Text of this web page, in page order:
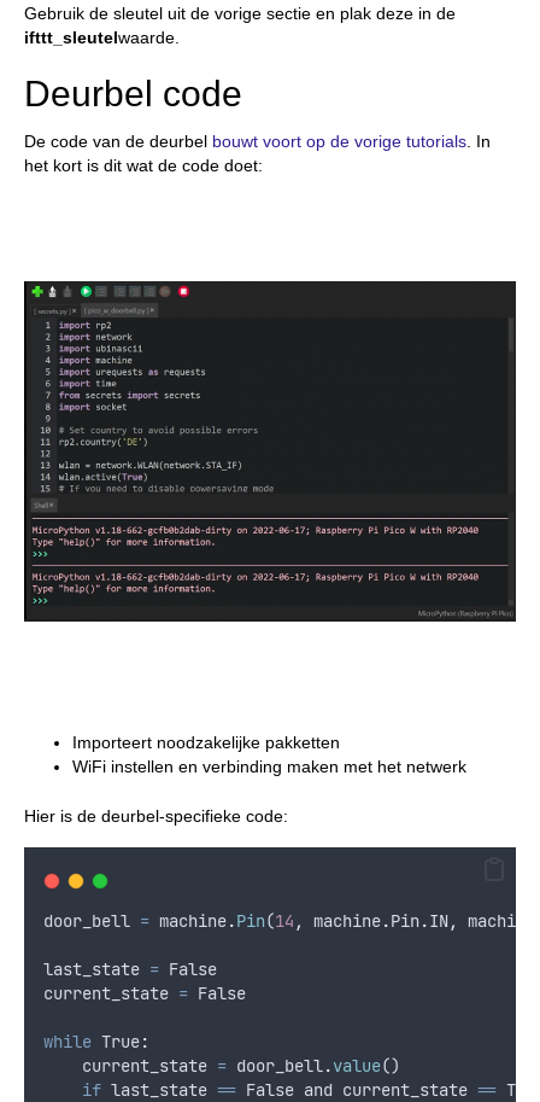
Gebruik de sleutel uit de vorige sectie en plak deze in de
ifttt_sleutelwaarde.
Deurbel code
De code van de deurbel bouwt voort op de vorige tutorials. In
het kort is dit wat de code doet:
Importeert noodzakelijke pakketten
WiFi instellen en verbinding maken met het netwerk
Hier is de deurbel-specifieke code:
door_bell = machine.Pin(14 , machine.Pin.IN, machine
last_state = False
current_state = False
while True:
current_state = door_bell.value()
if last_state == False and current_state ==